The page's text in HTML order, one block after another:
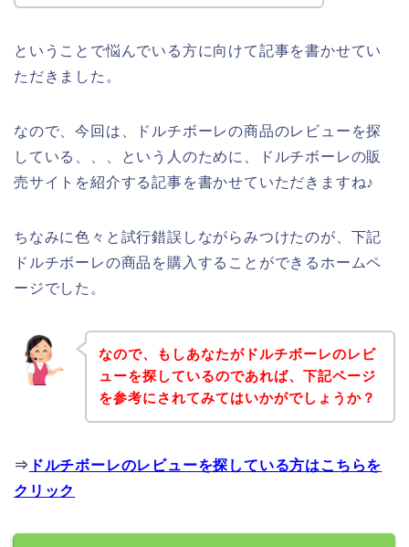
ということで悩んでいる方に向けて記事を書かせてい
ただきました。
なので、今回は、ドルチボーレの商品のレビューを探
している、、、という人のために、ドルチボーレの販
売サイトを紹介する記事を書かせていただきますね♪
ちなみに色々と試行錯誤しながらみつけたのが、下記
ドルチボーレの商品を購入することができるホームペ
ージでした。
なので、もしあなたがドルチボーレのレビ
ューを探しているのであれば、下記ページ
を参考にされてみてはいかがでしょうか？
⇒ ドルチボーレのレビューを探している方はこちらを
クリック